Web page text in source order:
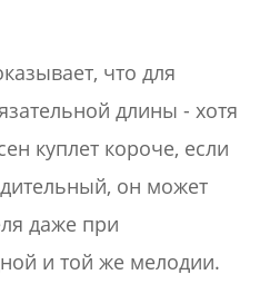
что для
длины - хотя
куплет короче, если
он может
даже при
и той же мелодии.